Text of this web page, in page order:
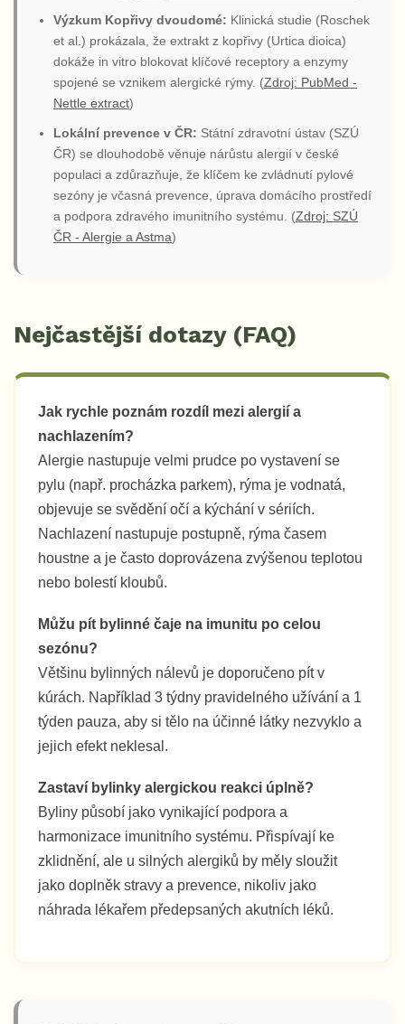
Výzkum Kopřivy dvoudomé: Klinická studie (Roschek
et al.) prokázala, že extrakt z kopřivy (Urtica dioica)
dokáže in vitro blokovat klíčové receptory a enzymy
spojené se vznikem alergické rýmy. (Zdroj: PubMed -
Nettle extract)
Lokální prevence v ČR: Státní zdravotní ústav (SZÚ
ČR) se dlouhodobě věnuje nárůstu alergií v české
populaci a zdůrazňuje, že klíčem ke zvládnutí pylové
sezóny je včasná prevence, úprava domácího prostředí
a podpora zdravého imunitního systému. (Zdroj: SZÚ
ČR - Alergie a Astma)
Nejčastější dotazy (FAQ)
Jak rychle poznám rozdíl mezi alergií a
nachlazením?
Alergie nastupuje velmi prudce po vystavení se
pylu (např. procházka parkem), rýma je vodnatá,
objevuje se svědění očí a kýchání v sériích.
Nachlazení nastupuje postupně, rýma časem
houstne a je často doprovázena zvýšenou teplotou
nebo bolestí kloubů.
Můžu pít bylinné čaje na imunitu po celou
sezónu?
Většinu bylinných nálevů je doporučeno pít v
kúrách. Například 3 týdny pravidelného užívání a 1
týden pauza, aby si tělo na účinné látky nezvyklo a
jejich efekt neklesal.
Zastaví bylinky alergickou reakci úplně?
Byliny působí jako vynikající podpora a
harmonizace imunitního systému. Přispívají ke
zklidnění, ale u silných alergiků by měly sloužit
jako doplněk stravy a prevence, nikoliv jako
náhrada lékařem předepsaných akutních léků.